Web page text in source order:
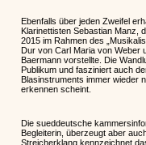
Ebenfalls über jeden Zweifel
Klarinettisten Sebastian Manz,
2015 im Rahmen des
Dur von Carl Maria von Weber
Baermann vorstellte. Die
Publikum und fasziniert auch
Blasinstruments immer wieder
erkennen scheint.
Die sueddeutsche
Begleiterin, überzeugt aber
Streicherklang kennzeichnet